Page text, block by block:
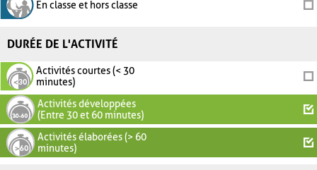
En classe et hors classe
DURÉE DE L'ACTIVITÉ
Activités courtes (< 30
minutes)
Activités développées
(Entre 30 et 60 minutes)
Activités élaborées (> 60
minutes)